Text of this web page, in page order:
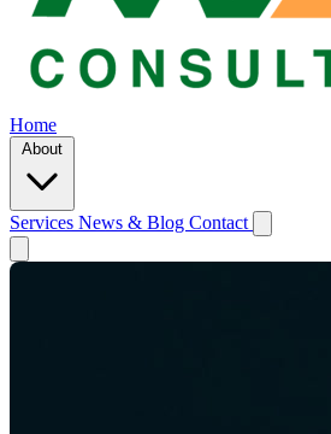
Home
About
Services News & Blog Contact